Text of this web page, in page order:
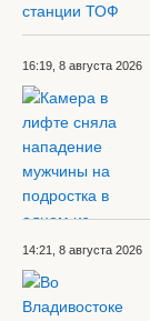
16:19, 8 августа 2026
14:21, 8 августа 2026